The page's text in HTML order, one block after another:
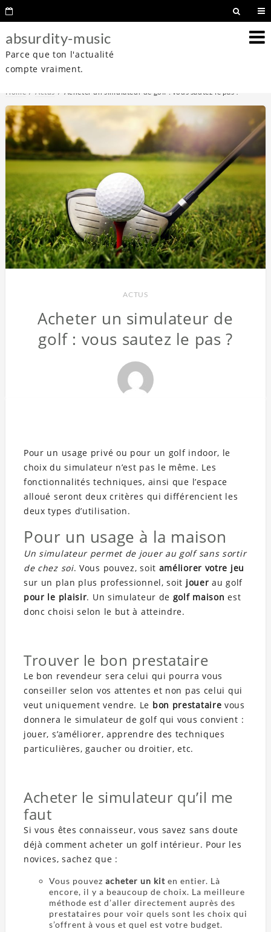
absurdity-music
Parce que ton l'actualité
compte vraiment.
Home Actus Acheter un simulateur de golf : vous sautez le pas ?
ACTUS
Acheter un simulateur de
golf : vous sautez le pas ?
Pour un usage privé ou pour un golf indoor, le
choix du simulateur n’est pas le même. Les
fonctionnalités techniques, ainsi que l’espace
alloué seront deux critères qui différencient les
deux types d’utilisation.
Pour un usage à la maison
Un simulateur permet de jouer au golf sans sortir
de chez soi. Vous pouvez, soit améliorer votre jeu
sur un plan plus professionnel, soit jouer au golf
pour le plaisir. Un simulateur de golf maison est
donc choisi selon le but à atteindre.
Trouver le bon prestataire
Le bon revendeur sera celui qui pourra vous
conseiller selon vos attentes et non pas celui qui
veut uniquement vendre. Le bon prestataire vous
donnera le simulateur de golf qui vous convient :
jouer, s’améliorer, apprendre des techniques
particulières, gaucher ou droitier, etc.
Acheter le simulateur qu’il me
faut
Si vous êtes connaisseur, vous savez sans doute
déjà comment acheter un golf intérieur. Pour les
novices, sachez que :
Vous pouvez acheter un kiten entier. Là
encore, il y a beaucoup de choix. La meilleure
méthode est d’aller directement auprès des
prestataires pour voir quels sont les choix qui
s’offrent à vous et quel est votre budget.